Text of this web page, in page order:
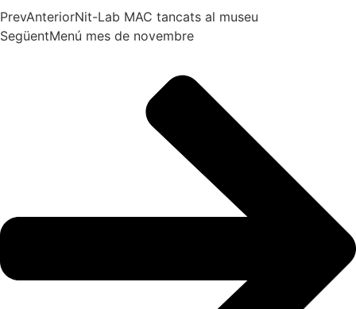
PrevAnteriorNit-Lab MAC tancats al museu
SegüentMenú mes de novembre